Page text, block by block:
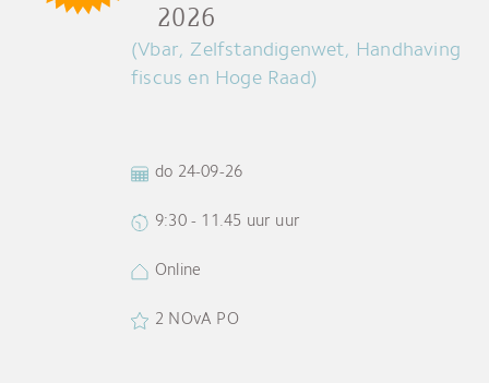
2026
(Vbar, Zelfstandigenwet, Handhaving
fiscus en Hoge Raad)
do 24-09-26
9:30 - 11.45 uur uur
Online
2 NOvA PO